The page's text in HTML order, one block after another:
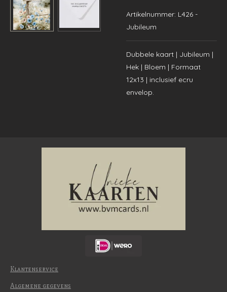
Artikelnummer: L426 -
Jubileum
Dubbele kaart | Jubileum |
Hek | Bloem | Formaat
12x13 | inclusief ecru
envelop.
Klantenservice
Algemene gegevens